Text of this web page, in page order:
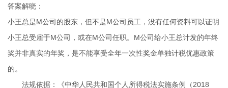
答案解晓：
小王总是M公司的股东，但不是M公司员工，没有任何资料可以证明
小王总受雇于M公司，或在M公司任职。M公司给小王总计发的年终
奖并非真实的年奖，是不能享受全年一次性奖金单独计税优惠政策
的。
法规依据：
《中华人民共和国个人所得税法实施条例（2018